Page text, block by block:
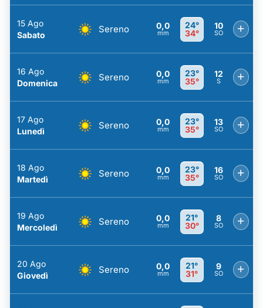
15 Ago
Sabato
Sereno 0,0
mm
24°
34°
10
SO +
16 Ago
Domenica
Sereno 0,0
mm
23°
35°
12
S +
17 Ago
Lunedì
Sereno 0,0
mm
23°
35°
13
SO +
18 Ago
Martedì
Sereno 0,0
mm
23°
35°
16
SO +
19 Ago
Mercoledì
Sereno 0,0
mm
21°
30°
8
SO +
20 Ago
Giovedì
Sereno 0,0
mm
21°
31°
9
SO +